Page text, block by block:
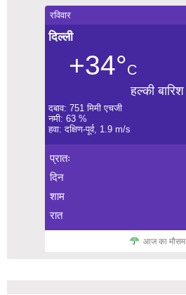
रविवार
दिल्ली
+34°C
हल्की बारिश
दबाव: 751 मिमी एचजी
नमी: 63 %
हवा: दक्षिण-पूर्व, 1.9 m/s
प्रातः
दिन
शाम
रात
आज का मौसम